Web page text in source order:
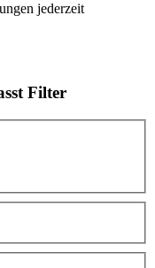
jederzeit
Filter